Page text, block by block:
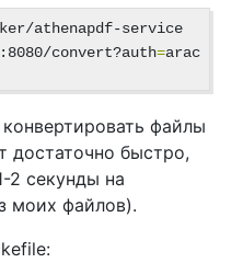
athenapdf-service
convert?auth=
файлы
достаточно быстро,
2 секунды на
моих файлов).